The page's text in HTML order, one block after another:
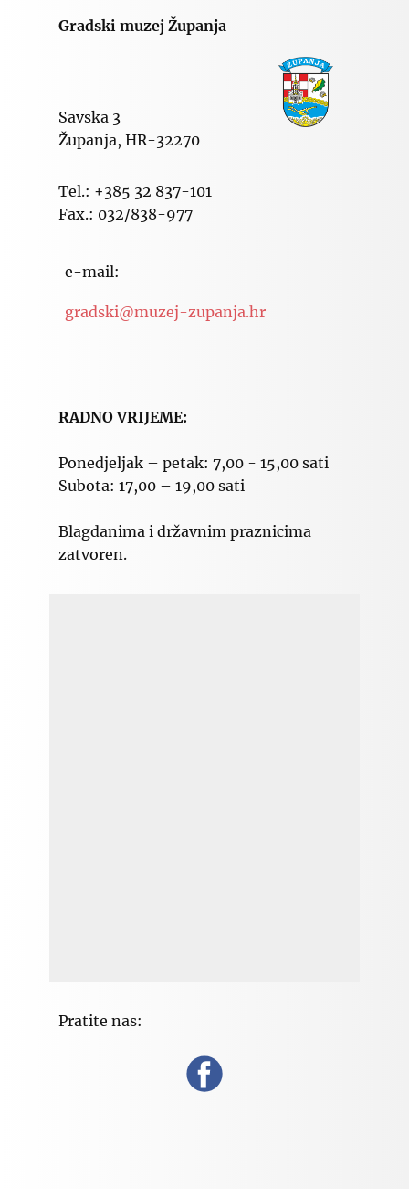
Gradski muzej Županja
Savska 3
Županja, HR-32270
Tel.: +385 32 837-101
Fax.: 032/838-977
e-mail:
gradski@muzej-zupanja.hr
RADNO VRIJEME:
Ponedjeljak – petak: 7,00 - 15,00 sati
Subota: 17,00 – 19,00 sati
Blagdanima i državnim praznicima
zatvoren.
Pratite nas: